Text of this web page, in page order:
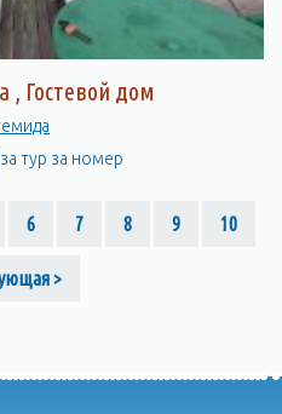
, Гостевой дом
тур за номер
6 7 8 9 10
>